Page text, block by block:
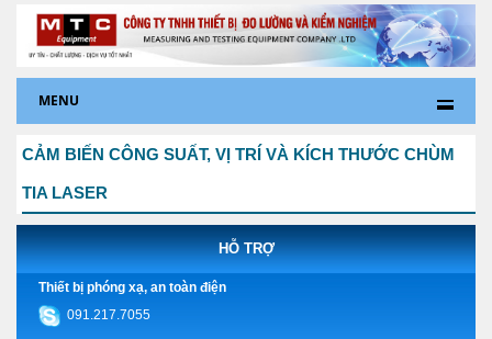
MENU
CẢM BIẾN CÔNG SUẤT, VỊ TRÍ VÀ KÍCH THƯỚC CHÙM
TIA LASER
HỖ TRỢ
Thiết bị phóng xạ, an toàn điện
091.217.7055